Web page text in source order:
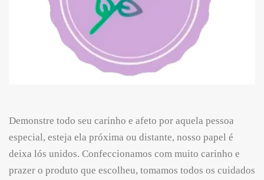
Demonstre todo seu carinho e afeto por aquela pessoa
especial, esteja ela próxima ou distante, nosso papel é
deixa lós unidos. Confeccionamos com muito carinho e
prazer o produto que escolheu, tomamos todos os cuidados